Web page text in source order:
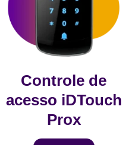
Controle de
acesso iDTouch
Prox